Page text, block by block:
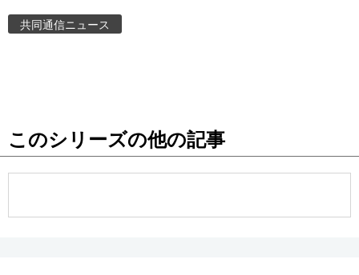
東京
共同通信ニュース
このシリーズの他の記事